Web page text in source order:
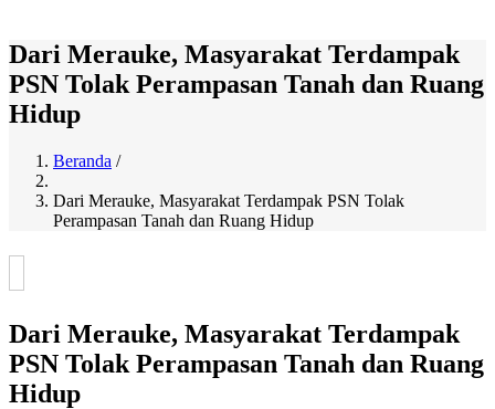
Dari Merauke, Masyarakat Terdampak
PSN Tolak Perampasan Tanah dan Ruang
Hidup
Breadcrumb
Beranda /
Dari Merauke, Masyarakat Terdampak PSN Tolak
Perampasan Tanah dan Ruang Hidup
Dari Merauke, Masyarakat Terdampak
PSN Tolak Perampasan Tanah dan Ruang
Hidup